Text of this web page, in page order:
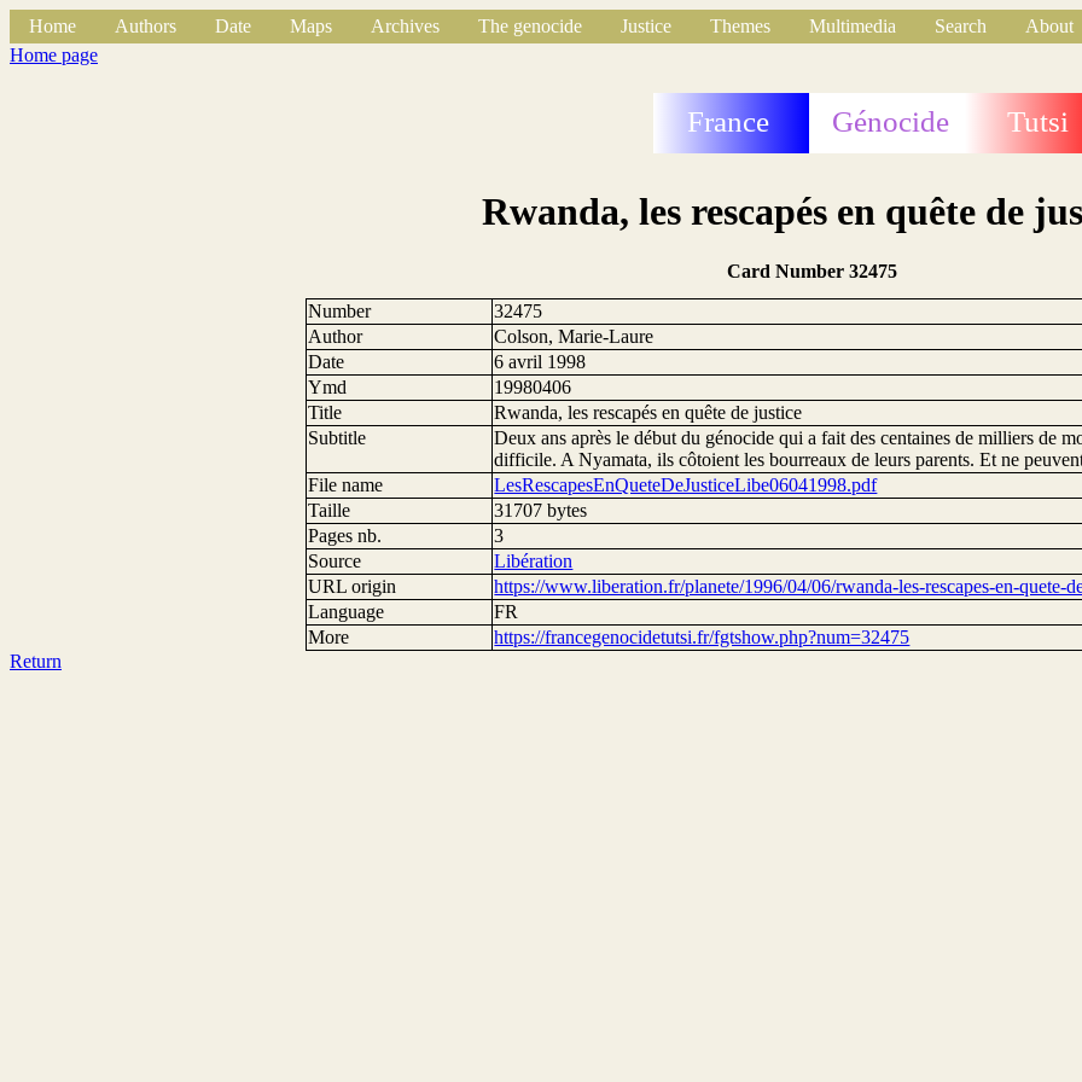
Home Authors Date Maps Archives The genocide Justice Themes Multimedia Search
About
Home page
France Génocide Tutsi
Rwanda, les rescapés en quête de
Card Number 32475
Number
32475
Author
Colson, Marie-Laure
Date
6 avril 1998
Ymd
19980406
Title
Rwanda, les rescapés en quête de justice
Subtitle
Deux ans après le début du génocide qui a fait des centaines de milliers de
difficile. A Nyamata, ils côtoient les bourreaux de leurs parents. Et ne
File name
LesRescapesEnQueteDeJusticeLibe06041998.pdf
Taille
31707 bytes
Pages nb.
3
Source
Libération
URL origin
https://www.liberation.fr/planete/1996/04/06/rwanda-les-rescapes-en-quete-
Language
FR
More
https://francegenocidetutsi.fr/fgtshow.php?num=32475
Return